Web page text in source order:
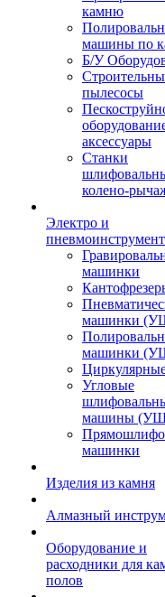
камню
машины по
Б/У
пылесосы
аксессуары
Станки
колено-
Электро и
пневмоинструмент
машинки
машинки
машинки
Угловые
машины
машинки
Изделия из камня
Алмазный
Оборудование и
расходники для
полов